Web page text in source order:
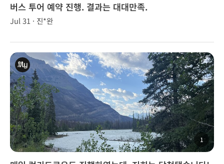
버스 투어 예약 진행. 결과는 대대만족.
Jul 31 · 진*완
1